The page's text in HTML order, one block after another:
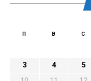
П В С
3
4 5